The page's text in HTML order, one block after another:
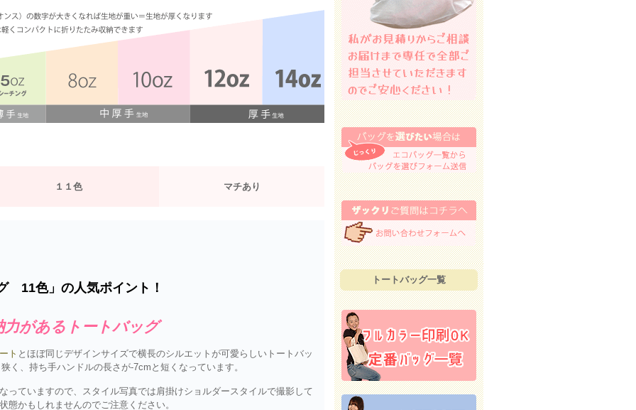
１１色 マチあり
11色」の人気ポイント！
があるトートバッグ
ト とほぼ同じデザインサイズで横長のシルエットが可愛らしいトートバッ
く、持ち手ハンドルの長さが-7cmと短くなっています。
っていますので、スタイル写真では肩掛けショルダースタイルで撮影して
態かもしれませんのでご注意ください。
トートバッグ一覧